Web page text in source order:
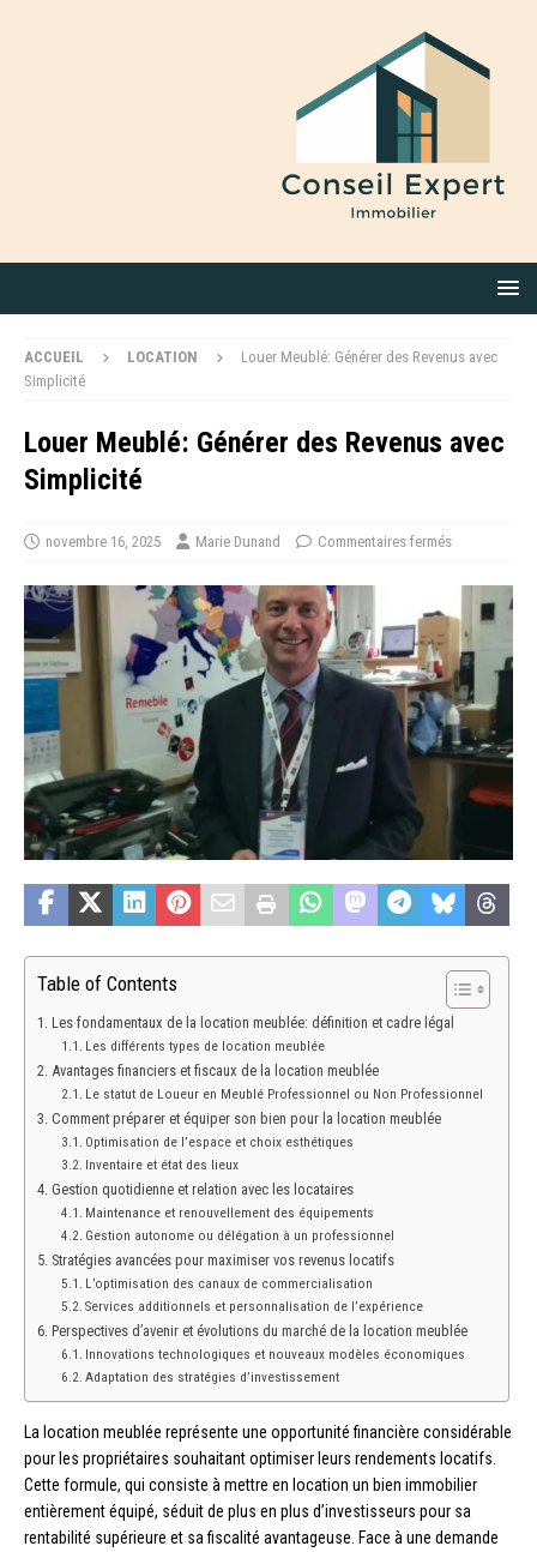
ACCUEIL LOCATION
Louer Meublé: Générer des Revenus avec
Simplicité
Louer Meublé: Générer des Revenus avec
Simplicité
novembre 16, 2025 Marie Dunand Commentaires fermés
Table of Contents
Les fondamentaux de la location meublée: définition et cadre légal
Les différents types de location meublée
Avantages financiers et fiscaux de la location meublée
Le statut de Loueur en Meublé Professionnel ou Non Professionnel
Comment préparer et équiper son bien pour la location meublée
Optimisation de l’espace et choix esthétiques
Inventaire et état des lieux
Gestion quotidienne et relation avec les locataires
Maintenance et renouvellement des équipements
Gestion autonome ou délégation à un professionnel
Stratégies avancées pour maximiser vos revenus locatifs
L’optimisation des canaux de commercialisation
Services additionnels et personnalisation de l’expérience
Perspectives d’avenir et évolutions du marché de la location meublée
Innovations technologiques et nouveaux modèles économiques
Adaptation des stratégies d’investissement
La location meublée représente une opportunité financière considérable
pour les propriétaires souhaitant optimiser leurs rendements locatifs.
Cette formule, qui consiste à mettre en location un bien immobilier
entièrement équipé, séduit de plus en plus d’investisseurs pour sa
rentabilité supérieure et sa fiscalité avantageuse. Face à une demande